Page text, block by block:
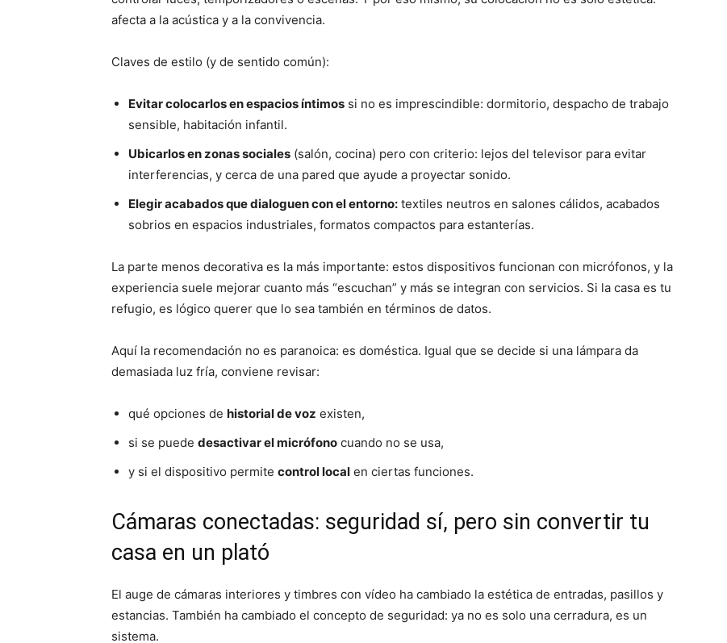
afecta a la acústica y a la convivencia.
Claves de estilo (y de sentido común):
Evitar colocarlos en espacios íntimos si no es imprescindible: dormitorio, despacho de trabajo
sensible, habitación infantil.
Ubicarlos en zonas sociales (salón, cocina) pero con criterio: lejos del televisor para evitar
interferencias, y cerca de una pared que ayude a proyectar sonido.
Elegir acabados que dialoguen con el entorno: textiles neutros en salones cálidos, acabados
sobrios en espacios industriales, formatos compactos para estanterías.
La parte menos decorativa es la más importante: estos dispositivos funcionan con micrófonos, y la
experiencia suele mejorar cuanto más “escuchan” y más se integran con servicios. Si la casa es tu
refugio, es lógico querer que lo sea también en términos de datos.
Aquí la recomendación no es paranoica: es doméstica. Igual que se decide si una lámpara da
demasiada luz fría, conviene revisar:
qué opciones de historial de voz existen,
si se puede desactivar el micrófono cuando no se usa,
y si el dispositivo permite control local en ciertas funciones.
Cámaras conectadas: seguridad sí, pero sin convertir tu
casa en un plató
El auge de cámaras interiores y timbres con vídeo ha cambiado la estética de entradas, pasillos y
estancias. También ha cambiado el concepto de seguridad: ya no es solo una cerradura, es un
sistema.